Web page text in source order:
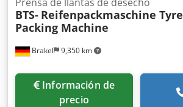
Brakel 9,350 km
BTS- Reifenpackmaschine Tyre
Packing Machine
Información de
precio